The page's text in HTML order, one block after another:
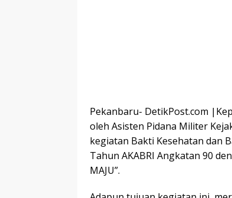
Pekanbaru- DetikPost.com
oleh Asisten Pidana Militer
kegiatan Bakti Kesehatan dan
Tahun AKABRI Angkatan 90
MAJU”.